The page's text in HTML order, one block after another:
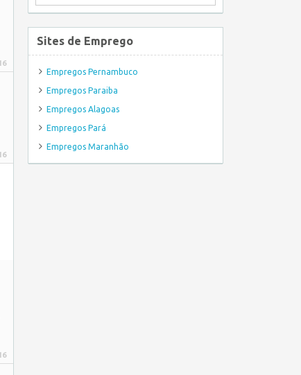
Sites de Emprego
Empregos Pernambuco
Empregos Paraiba
Empregos Alagoas
Empregos Pará
Empregos Maranhão